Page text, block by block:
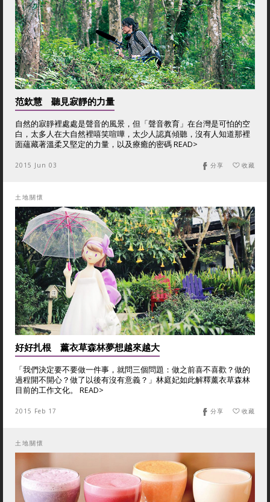
范欽慧 聽見寂靜的力量
自然的寂靜裡處處是聲音的風景，但「聲音教育」在台灣是可怕的空
白，太多人在大自然裡嘻笑喧嘩，太少人認真傾聽，沒有人知道那裡
面蘊藏著溫柔又堅定的力量，以及療癒的密碼 READ>
2015 Jun 03 收藏
分享
土地關懷
好好扎根 薰衣草森林夢想越來越大
「我們決定要不要做一件事，就問三個問題：做之前喜不喜歡？做的
過程開不開心？做了以後有沒有意義？」林庭妃如此解釋薰衣草森林
目前的工作文化。 READ>
2015 Feb 17 收藏
分享
土地關懷